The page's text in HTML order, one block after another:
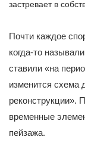
Почти каждое
когда-то
ставили «на
изменится схема
реконструкции».
временные
пейзажа.